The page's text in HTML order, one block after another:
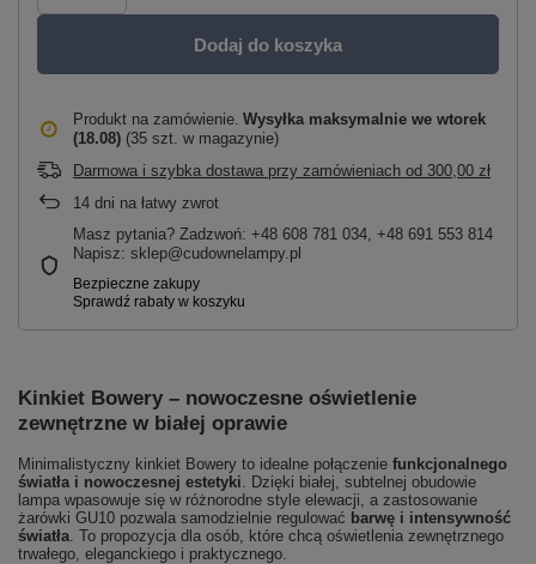
Dodaj do koszyka
Produkt na zamówienie Wysyłka maksymalnie we wtorek
(18.08) (35 szt. w magazynie)
Darmowa i szybka dostawa przy zamówieniach od 300,00 zł
14 dni na łatwy zwrot
Masz pytania? Zadzwoń: +48 608 781 034, +48 691 553 814
Napisz: sklep@cudownelampy.pl
Kinkiet Bowery – nowoczesne oświetlenie
zewnętrzne w białej oprawie
Minimalistyczny kinkiet Bowery to idealne połączenie funkcjonalnego
światła i nowoczesnej estetyki. Dzięki białej, subtelnej obudowie
lampa wpasowuje się w różnorodne style elewacji, a zastosowanie
żarówki GU10 pozwala samodzielnie regulować barwę i intensywność
światła. To propozycja dla osób, które chcą oświetlenia zewnętrznego
trwałego, eleganckiego i praktycznego.